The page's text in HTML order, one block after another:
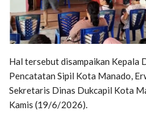
Hal tersebut disampaikan Kepala
Pencatatan Sipil Kota Manado,
Sekretaris Dinas Dukcapil Kota
Kamis (19/6/2026).